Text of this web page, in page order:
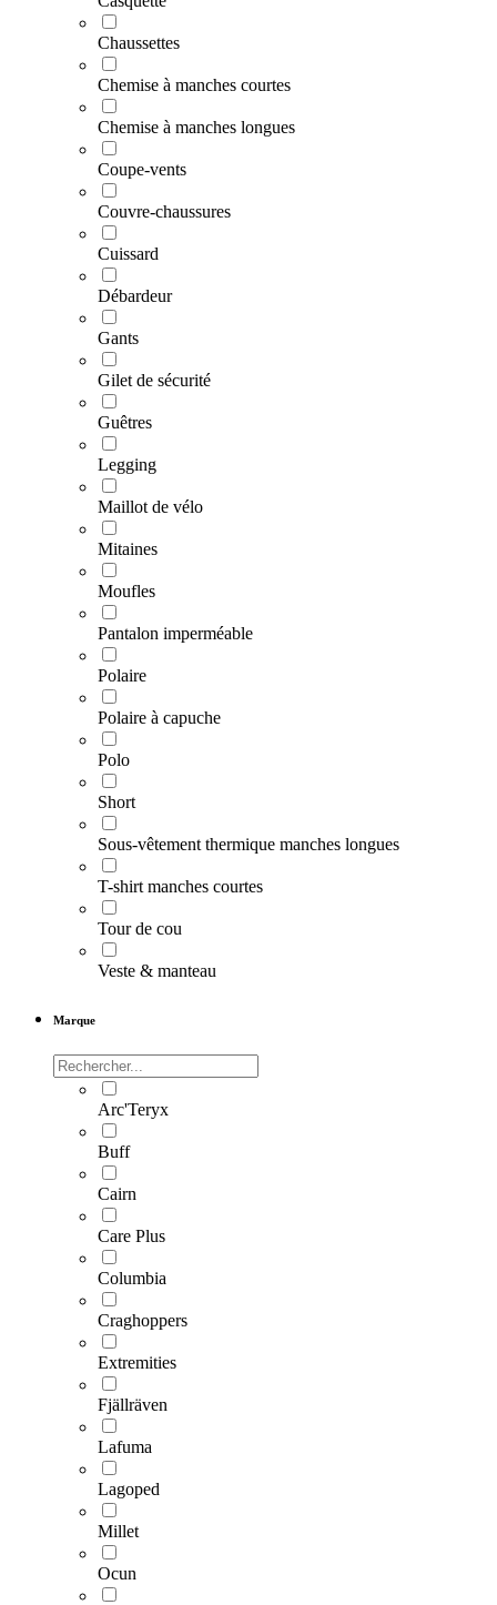
Chaussettes
Chemise à manches courtes
Chemise à manches longues
Coupe-vents
Couvre-chaussures
Cuissard
Débardeur
Gants
Gilet de sécurité
Guêtres
Legging
Maillot de vélo
Mitaines
Moufles
Pantalon imperméable
Polaire
Polaire à capuche
Polo
Short
Sous-vêtement thermique manches longues
T-shirt manches courtes
Tour de cou
Veste & manteau
Marque
Arc'Teryx
Buff
Cairn
Care Plus
Columbia
Craghoppers
Extremities
Fjällräven
Lafuma
Lagoped
Millet
Ocun